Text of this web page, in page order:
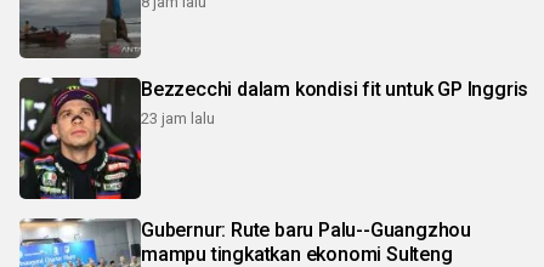
Bezzecchi dalam kondisi fit untuk GP Inggris
23 jam lalu
Gubernur: Rute baru Palu--Guangzhou
mampu tingkatkan ekonomi Sulteng